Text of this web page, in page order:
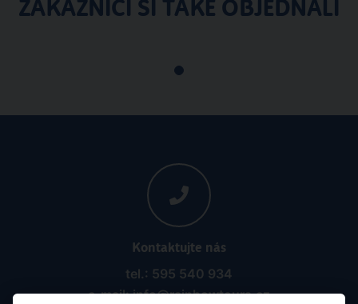
ZÁKAZNÍCI SI TAKÉ OBJEDNALI
Kontaktujte nás
tel.: 595 540 934
e-mail: info@rainbowtours.cz